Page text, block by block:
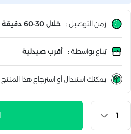
زمن التوصيل : خلال 30-60 دقيقة
يُباع بواسطة : أقرب صيدلية
يمكنك استبدال أو استرجاع هذا المنتج